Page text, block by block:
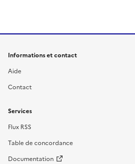
Informations et contact
Aide
Contact
Services
Flux RSS
Table de concordance
Documentation